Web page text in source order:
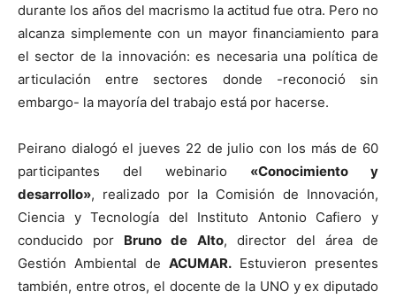
durante los años del macrismo la actitud fue otra. Pero no
alcanza simplemente con un mayor financiamiento para
el sector de la innovación: es necesaria una política de
articulación entre sectores donde -reconoció sin
embargo- la mayoría del trabajo está por hacerse.
Peirano dialogó el jueves 22 de julio con los más de 60
participantes del webinario «Conocimiento y
desarrollo», realizado por la Comisión de Innovación,
Ciencia y Tecnología del Instituto Antonio Cafiero y
conducido por Bruno de Alto, director del área de
Gestión Ambiental de ACUMAR. Estuvieron presentes
también, entre otros, el docente de la UNO y ex diputado